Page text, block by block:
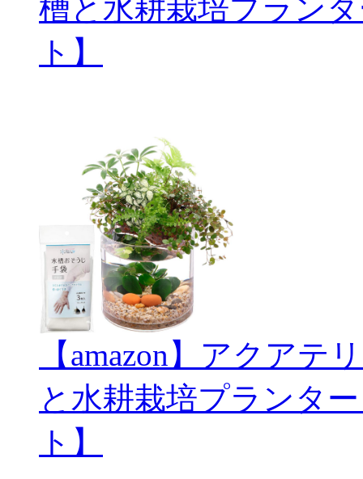
槽と水耕栽培プラン
ト】
【amazon】アクアテ
と水耕栽培プランタ
ト】